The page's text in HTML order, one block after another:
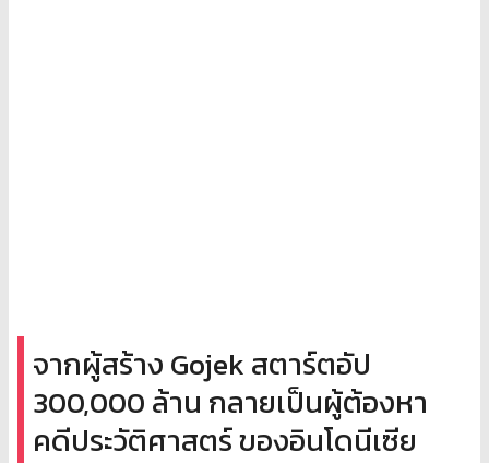
จากผู้สร้าง Gojek สตาร์ตอัป
300,000 ล้าน กลายเป็นผู้ต้องหา
คดีประวัติศาสตร์ ของอินโดนีเซีย